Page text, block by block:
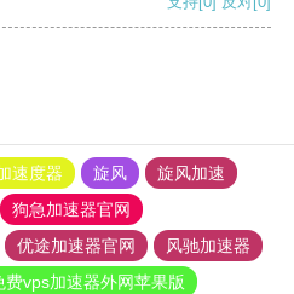
速度器 旋风
旋风加速
狗急加速器官网
优途加速器官网
风驰加速器
费vps加速器外网苹果版